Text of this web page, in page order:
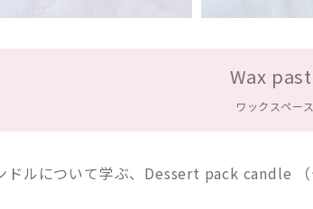
Wax
ワックスペー
ドルについて学ぶ、Dessert pack candle